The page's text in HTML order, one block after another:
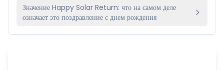
Значение Happy Solar Return: что на самом деле
означает это поздравление с днем рождения